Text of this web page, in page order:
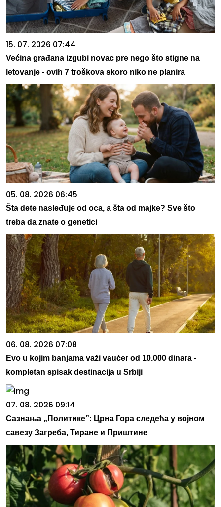
15. 07. 2026 07:44
Većina građana izgubi novac pre nego što stigne na
letovanje - ovih 7 troškova skoro niko ne planira
05. 08. 2026 06:45
Šta dete nasleđuje od oca, a šta od majke? Sve što
treba da znate o genetici
06. 08. 2026 07:08
Evo u kojim banjama važi vaučer od 10.000 dinara -
kompletan spisak destinacija u Srbiji
07. 08. 2026 09:14
Сазнања „Политике”: Црна Гора следећа у војном
савезу Загреба, Тиране и Приштине